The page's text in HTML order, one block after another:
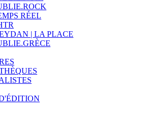
RÉEL
| LA PLACE